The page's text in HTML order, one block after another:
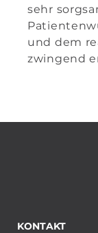
sehr
und dem
zwingend
KONTAKT